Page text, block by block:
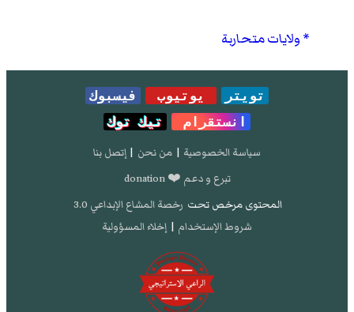
ولايات متحاربة
تويتر يوتيوب
فيسبوك
انستقرام
تيك توك
سياسة الخصوصية | من نحن | إتصل بنا
تبرع و دعم ❤️ donation
المحتوى مرخص تحت رخصة المشاع الإبداعي 3.0
شروط الإستخدام | إخلاء المسؤولية